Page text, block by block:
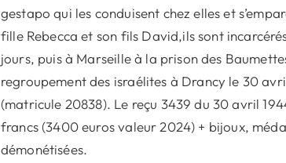
gestapo qui les conduisent chez elles et
fille Rebecca et son fils David,ils sont
jours, puis à Marseille à la prison des
regroupement des israélites à Drancy le 30
(matricule 20838). Le reçu 3439 du 30 avril
francs (3400 euros valeur 2024) + bijoux,
démonétisées.